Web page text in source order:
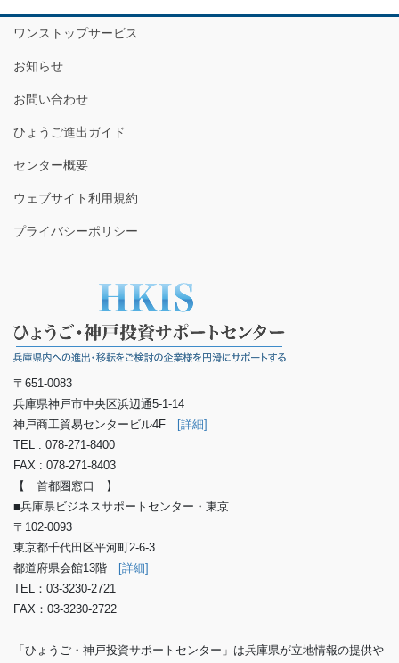
ワンストップサービス
お知らせ
お問い合わせ
ひょうご進出ガイド
センター概要
ウェブサイト利用規約
プライバシーポリシー
〒651-0083
兵庫県神戸市中央区浜辺通5-1-14
神戸商工貿易センタービル4F
[詳細]
TEL : 078-271-8400
FAX : 078-271-8403
【 首都圏窓口 】
■兵庫県ビジネスサポートセンター・東京
〒102-0093
東京都千代田区平河町2-6-3
都道府県会館13階
[詳細]
TEL：03-3230-2721
FAX：03-3230-2722
「ひょうご・神戸投資サポートセンター」は兵庫県が立地情報の提供や